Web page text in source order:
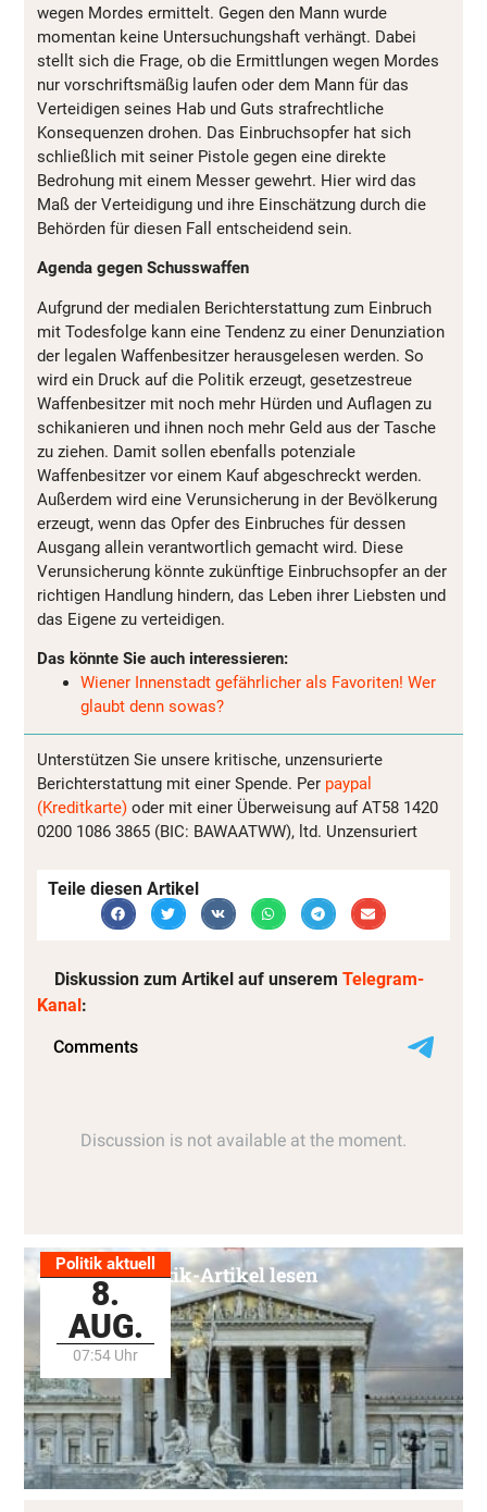
wegen Mordes ermittelt. Gegen den Mann wurde
momentan keine Untersuchungshaft verhängt. Dabei
stellt sich die Frage, ob die Ermittlungen wegen Mordes
nur vorschriftsmäßig laufen oder dem Mann für das
Verteidigen seines Hab und Guts strafrechtliche
Konsequenzen drohen. Das Einbruchsopfer hat sich
schließlich mit seiner Pistole gegen eine direkte
Bedrohung mit einem Messer gewehrt. Hier wird das
Maß der Verteidigung und ihre Einschätzung durch die
Behörden für diesen Fall entscheidend sein.
Agenda gegen Schusswaffen
Aufgrund der medialen Berichterstattung zum Einbruch
mit Todesfolge kann eine Tendenz zu einer Denunziation
der legalen Waffenbesitzer herausgelesen werden. So
wird ein Druck auf die Politik erzeugt, gesetzestreue
Waffenbesitzer mit noch mehr Hürden und Auflagen zu
schikanieren und ihnen noch mehr Geld aus der Tasche
zu ziehen. Damit sollen ebenfalls potenziale
Waffenbesitzer vor einem Kauf abgeschreckt werden.
Außerdem wird eine Verunsicherung in der Bevölkerung
erzeugt, wenn das Opfer des Einbruches für dessen
Ausgang allein verantwortlich gemacht wird. Diese
Verunsicherung könnte zukünftige Einbruchsopfer an der
richtigen Handlung hindern, das Leben ihrer Liebsten und
das Eigene zu verteidigen.
Das könnte Sie auch interessieren:
Wiener Innenstadt gefährlicher als Favoriten! Wer
glaubt denn sowas?
Unterstützen Sie unsere kritische, unzensurierte
Berichterstattung mit einer Spende. Per paypal
(Kreditkarte) oder mit einer Überweisung auf AT58 1420
0200 1086 3865 (BIC: BAWAATWW), ltd. Unzensuriert
Teile diesen Artikel
Diskussion zum Artikel auf unserem Telegram-
Kanal :
Politik aktuell
8.
AUG.
07:54 Uhr
Alle Politik-Artikel lesen